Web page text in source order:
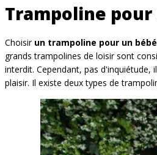
Trampoline pour
Choisir un trampoline pour un bébé
grands trampolines de loisir sont
interdit. Cependant, pas
plaisir. Il existe deux types de